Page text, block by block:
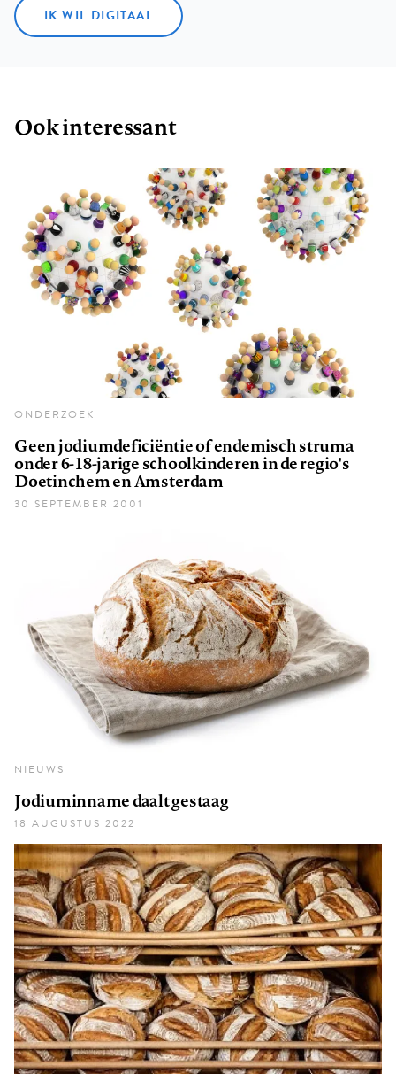
IK WIL DIGITAAL
Ook interessant
ONDERZOEK
Geen jodiumdeficiëntie of endemisch struma
onder 6-18-jarige schoolkinderen in de regio's
Doetinchem en Amsterdam
30 SEPTEMBER 2001
NIEUWS
Jodiuminname daalt gestaag
18 AUGUSTUS 2022